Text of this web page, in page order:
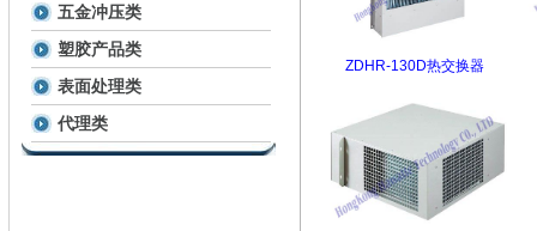
五金冲压类
塑胶产品类
表面处理类
代理类
ZDHR-130D热交换器